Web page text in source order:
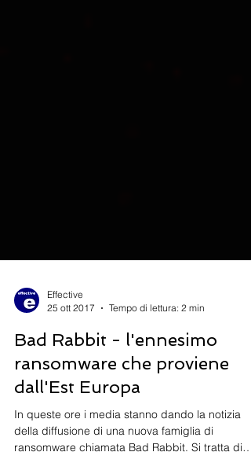
25 ott 2017
Tempo di lettura: 2 min
Bad Rabbit - l'ennesimo
ransomware che proviene
dall'Est Europa